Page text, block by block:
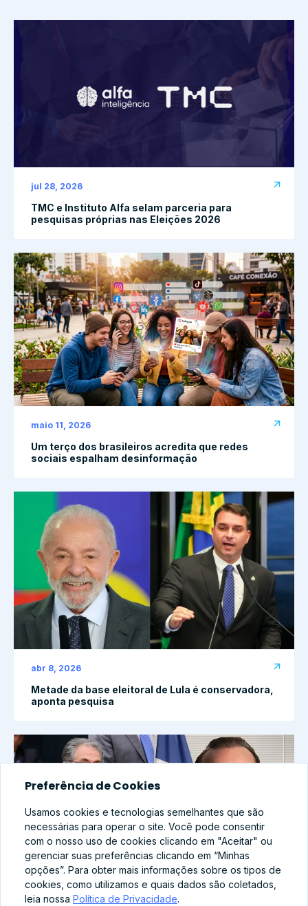
jul 28, 2026
TMC e Instituto Alfa selam parceria para
pesquisas próprias nas Eleições 2026
maio 11, 2026
Um terço dos brasileiros acredita que redes
sociais espalham desinformação
abr 8, 2026
Metade da base eleitoral de Lula é conservadora,
aponta pesquisa
Preferência de Cookies
Usamos cookies e tecnologias semelhantes que são
necessárias para operar o site. Você pode consentir
com o nosso uso de cookies clicando em "Aceitar" ou
gerenciar suas preferências clicando em “Minhas
opções”. Para obter mais informações sobre os tipos de
cookies, como utilizamos e quais dados são coletados,
leia nossa Política de Privacidade.